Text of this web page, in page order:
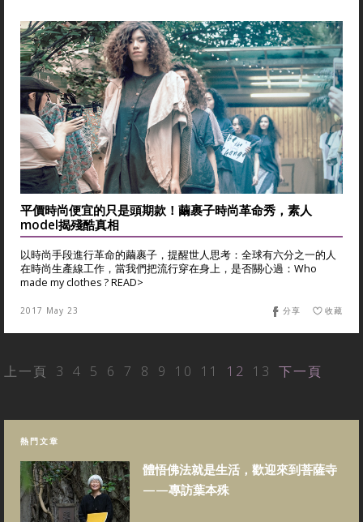
平價時尚便宜的只是頭期款！繭裹子時尚革命秀，素人
model揭殘酷真相
以時尚手段進行革命的繭裹子，提醒世人思考：全球有六分之一的人
在時尚生產線工作，當我們把流行穿在身上，是否關心過：Who
made my clothes ? READ>
2017 May 23 收藏
分享
上一頁 3 4 5 6 7 8 9 10 11 12 13 下一頁
熱門文章
體悟佛法就是生活，歡迎來到菩薩寺
——專訪葉本殊